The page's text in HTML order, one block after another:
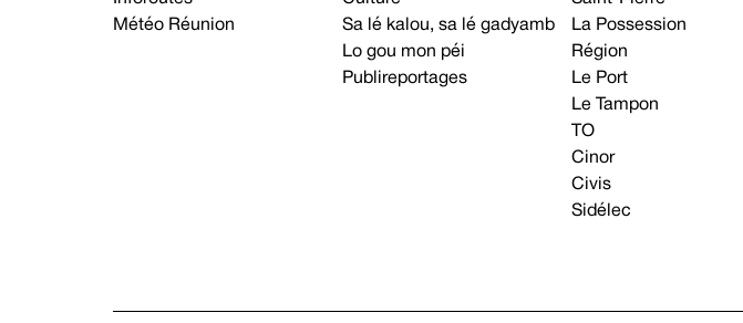
Météo Réunion
Sa lé kalou, sa lé gadyamb
Lo gou mon péi
Publireportages
La Possession
Région
Le Port
Le Tampon
TO
Cinor
Civis
Sidélec